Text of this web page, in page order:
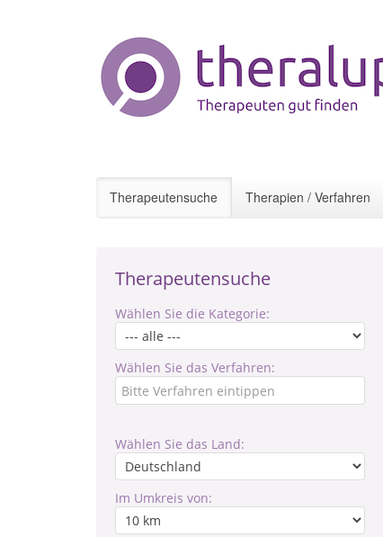
Therapeutensuche Therapien / Verfahren
Therapeutensuche
Wählen Sie die Kategorie:
Wählen Sie das Verfahren:
Wählen Sie das Land:
Im Umkreis von: